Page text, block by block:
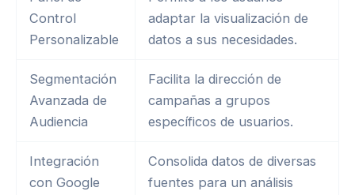
Control
Personalizable
adaptar la visualización de
datos a sus necesidades.
Segmentación
Avanzada de
Audiencia
Facilita la dirección de
campañas a grupos
específicos de usuarios.
Integración
con Google
Consolida datos de diversas
fuentes para un análisis